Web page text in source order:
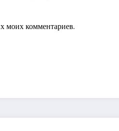
моих комментариев.